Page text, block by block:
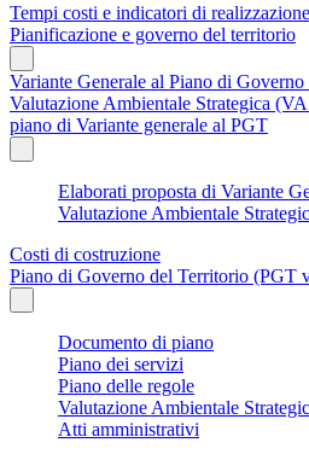
Tempi costi e indicatori di
Pianificazione e governo del territorio
Variante Generale al Piano di
Valutazione Ambientale Strategica
piano di Variante generale al PGT
Elaborati proposta di Variante
Valutazione Ambientale
Costi di costruzione
Piano di Governo del Territorio (PGT
Documento di piano
Piano dei servizi
Piano delle regole
Valutazione Ambientale
Atti amministrativi